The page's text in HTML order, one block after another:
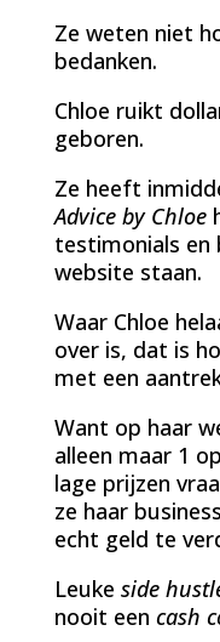
Ze weten niet
bedanken.
Chloe ruikt
geboren.
Ze heeft
Advice by Chloe
testimonials en
website staan.
Waar Chloe
over is, dat is
met een
Want op haar
alleen maar 1
lage prijzen
ze haar
echt geld te
Leuke side
nooit een cash